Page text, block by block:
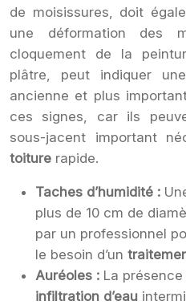
de moisissures, doit
une déformation des
cloquement de la
plâtre, peut indiquer
ancienne et plus
ces signes, car ils
sous-jacent important
toiture rapide.
Taches d’humidité :
plus de 10 cm de
par un professionnel
le besoin d’un
Auréoles : La présence
infiltration d’eau